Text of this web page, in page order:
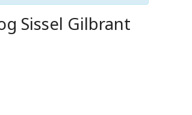
Sissel Gilbrant